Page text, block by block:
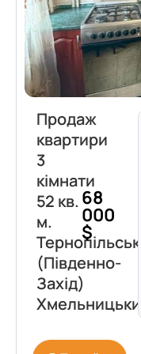
Продаж
квартири
3
кімнати
52 кв.
м.
Тернопільська
(Південно-
Захід)
Хмельницький
68
000
$